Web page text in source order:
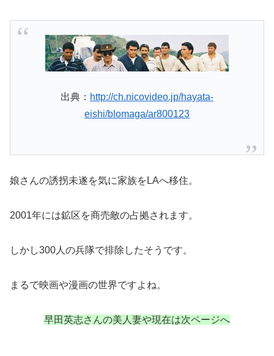
出典： http://ch.nicovideo.jp/hayata-
eishi/blomaga/ar800123
娘さんの誘拐未遂を気に家族をLAへ移住。
2001年には鉱区を商売敵の占拠されます。
しかし300人の兵隊で排除したそうです。
まるで映画や漫画の世界ですよね。
早田英志さんの美人妻や現在は次ページへ